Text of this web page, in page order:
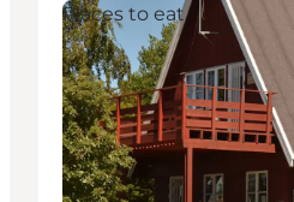
Places to eat